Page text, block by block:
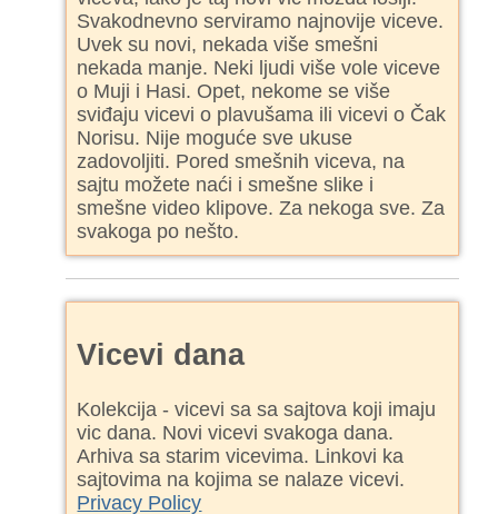
Svakodnevno serviramo najnovije viceve.
Uvek su novi, nekada više smešni
nekada manje. Neki ljudi više vole viceve
o Muji i Hasi. Opet, nekome se više
sviđaju vicevi o plavušama ili vicevi o Čak
Norisu. Nije moguće sve ukuse
zadovoljiti. Pored smešnih viceva, na
sajtu možete naći i smešne slike i
smešne video klipove. Za nekoga sve. Za
svakoga po nešto.
Vicevi dana
Kolekcija - vicevi sa sa sajtova koji imaju
vic dana. Novi vicevi svakoga dana.
Arhiva sa starim vicevima. Linkovi ka
sajtovima na kojima se nalaze vicevi.
Privacy Policy